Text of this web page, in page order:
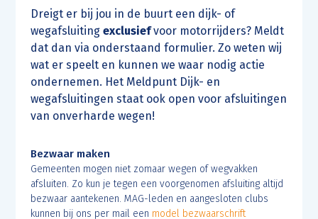
Dreigt er bij jou in de buurt een dijk- of
wegafsluiting exclusiefvoor motorrijders? Meldt
dat dan via onderstaand formulier. Zo weten wij
wat er speelt en kunnen we waar nodig actie
ondernemen. Het Meldpunt Dijk- en
wegafsluitingen staat ook open voor afsluitingen
van onverharde wegen!
Bezwaar maken
Gemeenten mogen niet zomaar wegen of wegvakken
afsluiten. Zo kun je tegen een voorgenomen afsluiting altijd
bezwaar aantekenen. MAG-leden en aangesloten clubs
kunnen bij ons per mail een model bezwaarschrift